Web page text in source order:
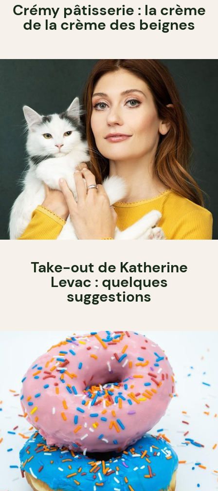
Crémy pâtisserie : la crème
de la crème des beignes
Take-out de Katherine
Levac : quelques
suggestions